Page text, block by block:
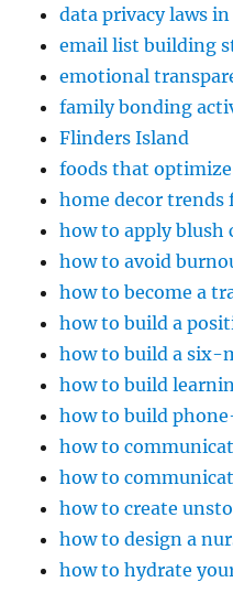
data privacy laws in
email list building
emotional
family bonding
Flinders Island
foods that
home decor trends
how to apply blush
how to avoid
how to become a
how to build a
how to build a six-
how to build
how to build
how to
how to
how to create
how to design a
how to hydrate